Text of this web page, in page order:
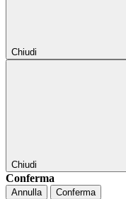
Chiudi
Chiudi
Conferma
Annulla Conferma